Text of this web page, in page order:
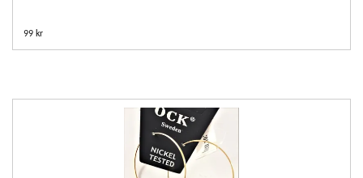
99 kr